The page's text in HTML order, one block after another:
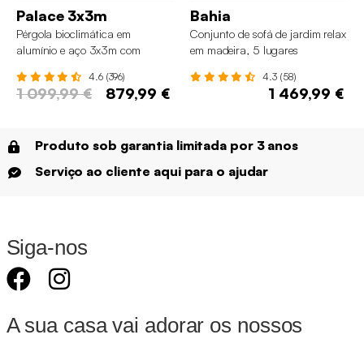
Palace 3x3m
Pérgola bioclimática em
alumínio e aço 3x3m com
4.6 (396)
1 099,99 € 879,99 €
Bahia
Conjunto de sofá de jardim relax
em madeira, 5 lugares
4.3 (58)
1 469,99 €
Produto sob garantia limitada por 3 anos
Serviço ao cliente aqui para o ajudar
Siga-nos
A sua casa vai adorar os nossos